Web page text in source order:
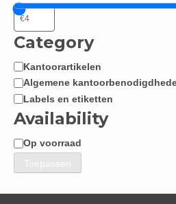
Category
Categorie
Kantoorartikelen
Algemene
Labels en etiketten
Availability
Beschikbaarheid
Op voorraad
Toepassen